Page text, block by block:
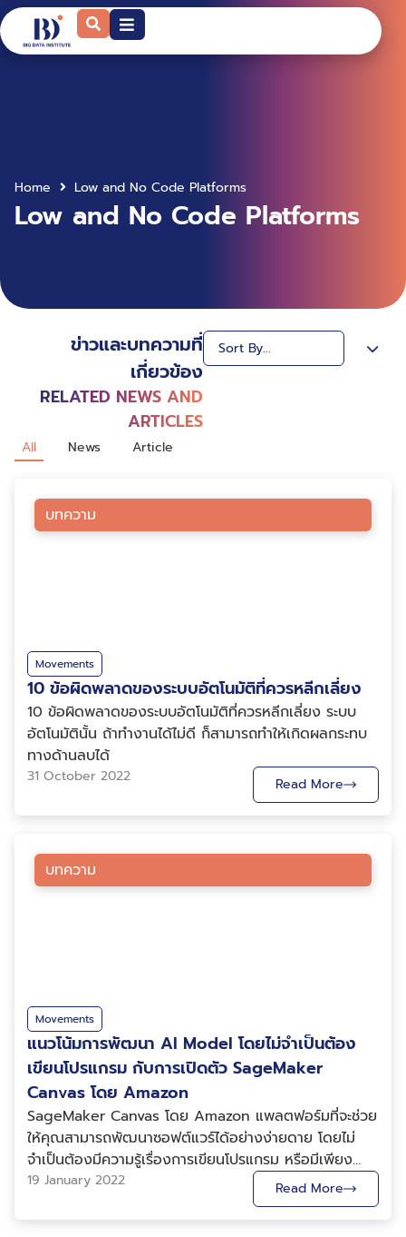
Home Low and No Code Platforms
Low and No Code Platforms
ข่าวและบทความที่
เกี่ยวข้อง
RELATED NEWS AND
ARTICLES
All News Article
บทความ
Movements
10 ข้อผิดพลาดของระบบอัตโนมัติที่ควรหลีกเลี่ยง
10 ข้อผิดพลาดของระบบอัตโนมัติที่ควรหลีกเลี่ยง ระบบ
อัตโนมัตินั้น ถ้าทำงานได้ไม่ดี ก็สามารถทำให้เกิดผลกระทบ
ทางด้านลบได้
31 October 2022 Read More
บทความ
Movements
แนวโน้มการพัฒนา AI Model โดยไม่จำเป็นต้อง
เขียนโปรแกรม กับการเปิดตัว SageMaker
Canvas โดย Amazon
SageMaker Canvas โดย Amazon แพลตฟอร์มที่จะช่วย
ให้คุณสามารถพัฒนาซอฟต์แวร์ได้อย่างง่ายดาย โดยไม่
จำเป็นต้องมีความรู้เรื่องการเขียนโปรแกรม หรือมีเพียง
เบื้องต้น (Low- and no-code platforms)เท่านั้น ใน
ปัจจุบันแพลตฟอร์มรูปแบบนี้กำลังเป็นที่นิยมอย่างมาก
ทำไมถึงเป็นเช่นนั้น หาคำตอบได้ที่บทความนี้เลย
19 January 2022 Read More